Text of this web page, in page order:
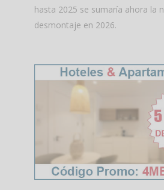
hasta 2025 se sumaría ahora la
desmontaje en 2026.